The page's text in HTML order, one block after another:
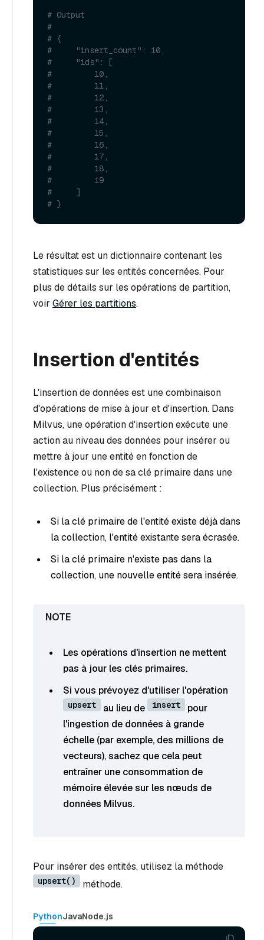
# Output
#
# {
#     "insert_count": 10,
#     "ids": [
#         10,
#         11,
#         12,
#         13,
#         14,
#         15,
#         16,
#         17,
#         18,
#         19
#     ]
# }
Le résultat est un dictionnaire contenant les
statistiques sur les entités concernées. Pour
plus de détails sur les opérations de partition,
voir Gérer les partitions.
Insertion d'entités
L'insertion de données est une combinaison
d'opérations de mise à jour et d'insertion. Dans
Milvus, une opération d'insertion exécute une
action au niveau des données pour insérer ou
mettre à jour une entité en fonction de
l'existence ou non de sa clé primaire dans une
collection. Plus précisément :
Si la clé primaire de l'entité existe déjà dans
la collection, l'entité existante sera écrasée.
Si la clé primaire n'existe pas dans la
collection, une nouvelle entité sera insérée.
Les opérations d'insertion ne mettent
pas à jour les clés primaires.
Si vous prévoyez d'utiliser l'opération
upsert au lieu de insert
pour
l'ingestion de données à grande
échelle (par exemple, des millions de
vecteurs), sachez que cela peut
entraîner une consommation de
mémoire élevée sur les nœuds de
données Milvus.
Pour insérer des entités, utilisez la méthode
upsert() méthode.
PythonJavaNode.js